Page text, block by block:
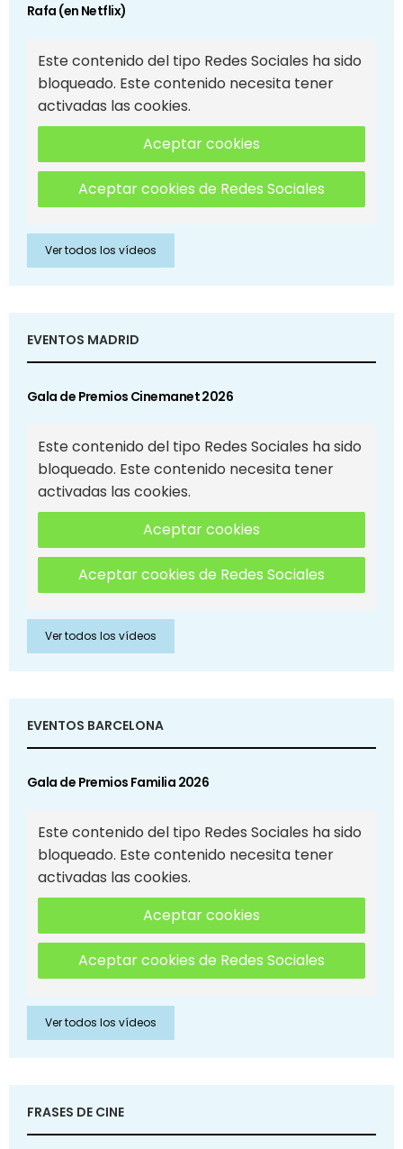
Rafa (en Netflix)
Este contenido del tipo Redes Sociales ha sido
bloqueado. Este contenido necesita tener
activadas las cookies.
Aceptar cookies
Aceptar cookies de Redes Sociales
Ver todos los vídeos
EVENTOS MADRID
Gala de Premios Cinemanet 2026
Este contenido del tipo Redes Sociales ha sido
bloqueado. Este contenido necesita tener
activadas las cookies.
Aceptar cookies
Aceptar cookies de Redes Sociales
Ver todos los vídeos
EVENTOS BARCELONA
Gala de Premios Familia 2026
Este contenido del tipo Redes Sociales ha sido
bloqueado. Este contenido necesita tener
activadas las cookies.
Aceptar cookies
Aceptar cookies de Redes Sociales
Ver todos los vídeos
FRASES DE CINE